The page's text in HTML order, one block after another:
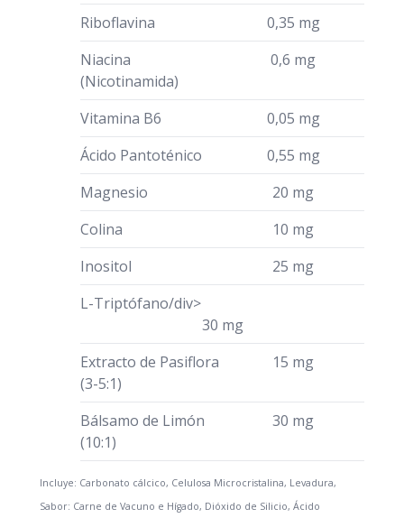
Riboflavina
0,35 mg
Niacina
(Nicotinamida)
0,6 mg
Vitamina B6
0,05 mg
Ácido Pantoténico
0,55 mg
Magnesio
20 mg
Colina
10 mg
Inositol
25 mg
L-Triptófano/div>
30 mg
Extracto de Pasiflora
(3-5:1)
15 mg
Bálsamo de Limón
(10:1)
30 mg
Incluye: Carbonato cálcico, Celulosa Microcristalina, Levadura,
Sabor: Carne de Vacuno e Hígado, Dióxido de Silicio, Ácido